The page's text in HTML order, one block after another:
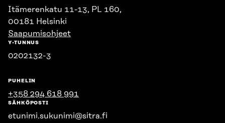
Itämerenkatu 11-13, PL 160,
00181 Helsinki
Saapumisohjeet
Y-TUNNUS
0202132-3
PUHELIN
+358 294 618 991
SÄHKÖPOSTI
etunimi.sukunimi@sitra.fi